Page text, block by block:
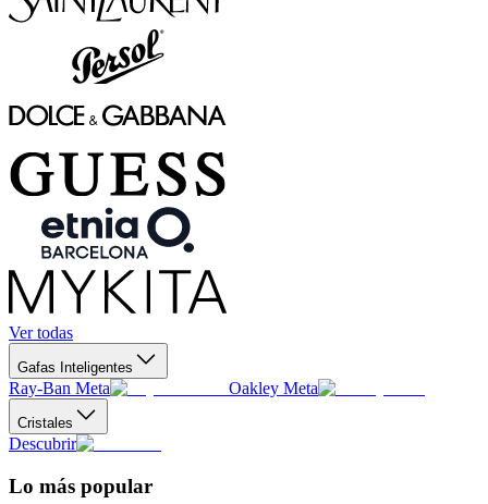
Ver todas
Gafas Inteligentes
Ray-Ban Meta Oakley Meta
Cristales
Descubrir
Lo más popular